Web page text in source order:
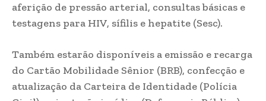
aferição de pressão arterial, consultas básicas e
testagens para HIV, sífilis e hepatite (Sesc).
Também estarão disponíveis a emissão e recarga
do Cartão Mobilidade Sênior (BRB), confecção e
atualização da Carteira de Identidade (Polícia